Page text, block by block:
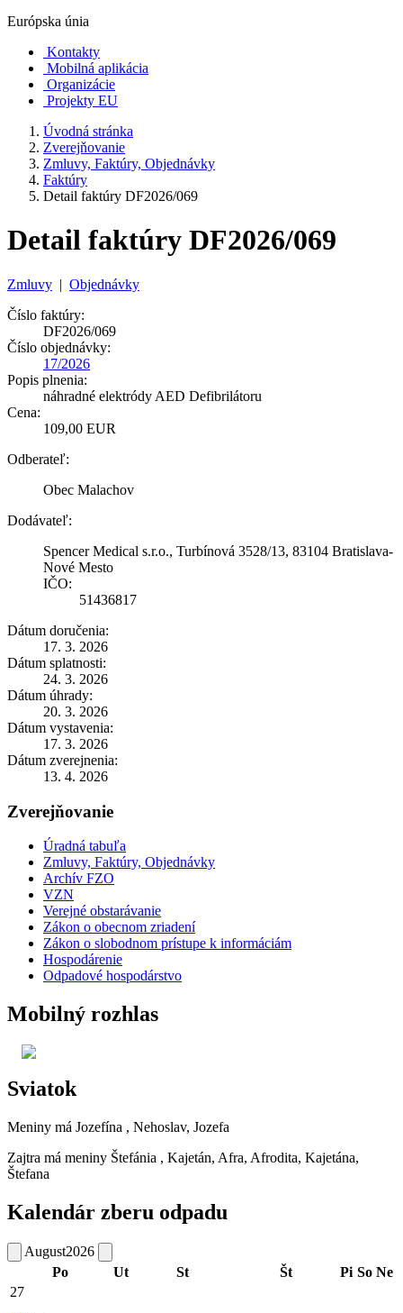
Európska únia
Kontakty
Mobilná aplikácia
Organizácie
Projekty EU
Úvodná stránka
Zverejňovanie
Zmluvy, Faktúry, Objednávky
Faktúry
Detail faktúry DF2026/069
Detail faktúry DF2026/069
Zmluvy | Objednávky
Číslo faktúry:
DF2026/069
Číslo objednávky:
17/2026
Popis plnenia:
náhradné elektródy AED Defibrilátoru
Cena:
109,00 EUR
Odberateľ:
Obec Malachov
Dodávateľ:
Spencer Medical s.r.o., Turbínová 3528/13, 83104 Bratislava-
Nové Mesto
IČO:
51436817
Dátum doručenia:
17. 3. 2026
Dátum splatnosti:
24. 3. 2026
Dátum úhrady:
20. 3. 2026
Dátum vystavenia:
17. 3. 2026
Dátum zverejnenia:
13. 4. 2026
Zverejňovanie
Úradná tabuľa
Zmluvy, Faktúry, Objednávky
Archív FZO
VZN
Verejné obstarávanie
Zákon o obecnom zriadení
Zákon o slobodnom prístupe k informáciám
Hospodárenie
Odpadové hospodárstvo
Mobilný rozhlas
Sviatok
Meniny má Jozefína , Nehoslav, Jozefa
Zajtra má meniny Štefánia , Kajetán, Afra, Afrodita, Kajetána,
Štefana
Kalendár zberu odpadu
August2026
Po
Ut St Št Pi So Ne
27